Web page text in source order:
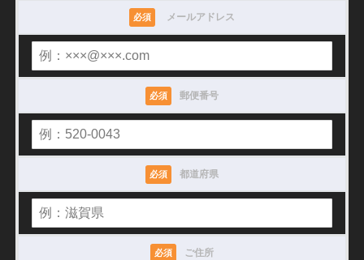
必須 メールアドレス
必須 郵便番号
必須 都道府県
必須 ご住所